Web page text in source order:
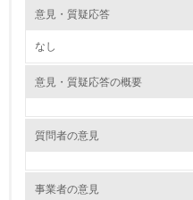
意見・質疑応答
なし
意見・質疑応答の概要
質問者の意見
事業者の意見